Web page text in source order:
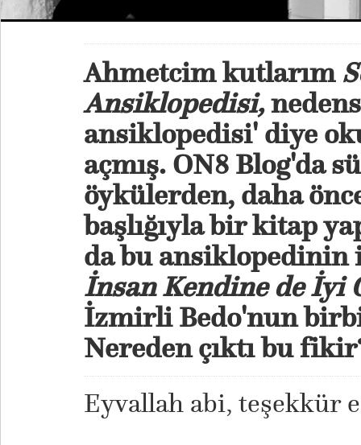
Ahmetcim kutlarım
Ansiklopedisi,
ansiklopedisi' diye
açmış. ON8 Blog'da
öykülerden, daha
başlığıyla bir kitap
da bu
İnsan Kendine de İyi
İzmirli Bedo'nun
Nereden çıktı bu
Eyvallah abi, teşekkür